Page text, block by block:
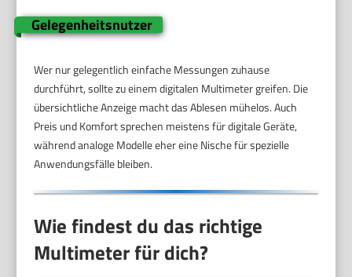
Gelegenheitsnutzer
Wer nur gelegentlich einfache Messungen zuhause
durchführt, sollte zu einem digitalen Multimeter greifen. Die
übersichtliche Anzeige macht das Ablesen mühelos. Auch
Preis und Komfort sprechen meistens für digitale Geräte,
während analoge Modelle eher eine Nische für spezielle
Anwendungsfälle bleiben.
Wie findest du das richtige
Multimeter für dich?